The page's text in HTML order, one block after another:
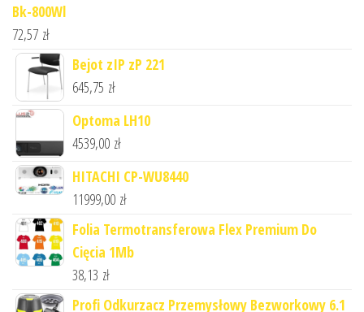
Bk-800Wl
72,57 zł
Bejot zIP zP 221
645,75 zł
Optoma LH10
4539,00 zł
HITACHI CP-WU8440
11999,00 zł
Folia Termotransferowa Flex Premium Do
Cięcia 1Mb
38,13 zł
Profi Odkurzacz Przemysłowy Bezworkowy 6.1